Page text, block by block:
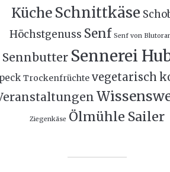
Küche Schnittkäse
Höchstgenuss Senf Senf von
Sennbutter Sennerei
Trockenfrüchte vegetarisch
Ziegenkäse Ölmühle Sailer